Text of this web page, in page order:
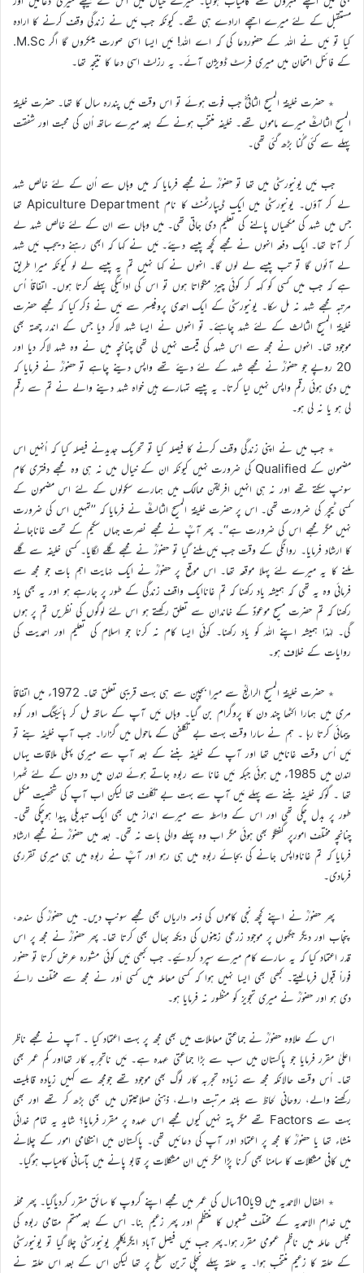
مستقبل کے لئے میرے اچھے ارادے ہی تھے۔ کیونکہ جب مَیں نے زندگی وقف کرنے کا ارادہ
کیا تو مَیں نے اللہ کے حضوردعا کی کہ اے اللہ! مَیں ایسا اسی صورت میںکروں گا اگر M.Sc.
کے فائنل امتحان میں میری فرسٹ ڈویژن آئے۔ یہ رزلٹ اسی دعا کا نتیجہ تھا۔
٭ حضرت خلیفۃ المسیح الثانیؓ جب فوت ہوئے تو اس وقت مَیں پندرہ سال کا تھا۔ حضرت خلیفۃ
المسیح الثالثؒ میرے ماموں تھے۔ خلیفہ منتخب ہونے کے بعد میرے ساتھ اُن کی محبت اور شفقت
پہلے سے کئی گُنا بڑھ گئی تھی۔
جب مَیں یونیورسٹی میں تھا تو حضورؒ نے مجھے فرمایا کہ میں وہاں سے اُن کے لئے خالص شہد
لے کر آؤں۔ یونیورسٹی میں ایک ڈیپارٹمنٹ کا نام Apiculture Department تھا
جس میں شہد کی مکھیاں پالنے کی تعلیم دی جاتی تھی۔ میں وہاں سے ان کے لئے خالص شہد لے
کر آتا تھا۔ ایک دفعہ انہوں نے مجھے کچھ پیسے دیئے۔ مَیں نے کہا کہ ابھی رہنے دیںجب مَیں شہد
لے آئوں گا تو تب پیسے لے لوں گا۔ انہوں نے کہا نہیں تم یہ پیسے لے لو کیونکہ میرا طریق
ہے کہ جب میں کسی کو کہہ کر کوئی چیز منگواتا ہوں تو اس کی ادائیگی پہلے کرتا ہوں۔ اتفاقاً اُس
مرتبہ مجھے شہد نہ مل سکا۔ یونیورسٹی کے ایک احمدی پروفیسر سے مَیں نے ذکر کیا کہ مجھے حضرت
خلیفۃ المسیح الثالث کے لئے شہد چاہئے۔ تو انہوں نے ایسا شہد لاکر دیا جس کے اندر چھتہ بھی
موجود تھا۔ انہوں نے مجھ سے اس شہد کی قیمت نہیں لی تھی چنانچہ میں نے وہ شہد لاکر دیا اور
20 روپے جو حضورؒ نے مجھے شہد کے لئے دیئے تھے واپس دینے چاہے تو حضورؒ نے فرمایا کہ
میں دی ہوئی رقم واپس نہیں لیا کرتا۔ یہ پیسے تمہارے ہیں خواہ شہد دینے والے نے تم سے رقم
لی ہو یا نہ لی ہو۔
٭ جب میں نے اپنی زندگی وقف کرنے کا فیصلہ کیا تو تحریک جدیدنے فیصلہ کیا کہ اُنہیں اس
مضمون کے Qualified کی ضرورت نہیں کیونکہ ان کے خیال میں نہ ہی وہ مجھے دفتری کام
سونپ سکتے تھے اور نہ ہی انہیں افریقن ممالک میں ہمارے سکولوں کے لئے اس مضمون کے
کسی ٹیچر کی ضرورت تھی۔ اس پر حضرت خلیفۃ المسیح الثالثؒ نے فرمایا کہ ’’تمہیں اس کی ضرورت
نہیں مگر مجھے اس کی ضرورت ہے‘‘۔ پھر آپؒ نے مجھے نصرت جہاں سکیم کے تحت غاناجانے
کا ارشاد فرمایا۔ روانگی کے وقت جب مَیں ملنے گیا تو حضورؒ نے مجھے گلے لگایا۔ کسی خلیفہ سے گلے
ملنے کا یہ میرے لئے پہلا موقعہ تھا۔ اس موقع پر حضورؒ نے ایک نہایت اہم بات جو مجھ سے
فرمائی وہ یہ تھی کہ ہمیشہ یاد رکھنا کہ تم غاناایک واقف زندگی کے طور پر جارہے ہو اور یہ بھی یاد
رکھنا کہ تم حضرت مسیح موعودؑ کے خاندان سے تعلق رکھتے ہو اس لئے لوگوں کی نظریں تم پر ہوں
گی۔ لہٰذا ہمیشہ اپنے اللہ کو یاد رکھنا۔ کوئی ایسا کام نہ کرنا جو اسلام کی تعلیم اور احمدیت کی
روایات کے خلاف ہو۔
٭ حضرت خلیفۃ المسیح الرابعؒ سے میرا بچپن سے ہی بہت قریبی تعلق تھا۔ 1972ء میں اتفاقاً
مری میں ہمارا اکٹھا چند دن کا پروگرام بن گیا۔ وہاں مَیں آپ کے ساتھ مل کر ہائیکنگ اور کوہ
پیمائی کرتا رہا ۔ ہم نے سارا وقت بہت بے تکلفی کے ماحول میں گزارا۔ جب آپ خلیفہ بنے تو
مَیں اُس وقت غانامیں تھا اور آپ کے خلیفہ بننے کے بعد آپ سے میری پہلی ملاقات یہاں
لندن میں 1985ء میں ہوئی جبکہ مَیں غانا سے ربوہ جاتے ہوئے لندن میں دو دن کے لئے ٹھہرا
تھا ۔ گوکہ خلیفہ بننے سے پہلے مَیں آپ سے بہت بے تکلّف تھا لیکن اب آپ کی شخصیت مکمل
طور پر بدل چکی تھی اور اس کے واسطہ سے میرے انداز میں بھی ایک تبدیلی پیدا ہوچکی تھی۔
چنانچہ مختلف امورپر گفتگو بھی ہوئی مگر اب وہ پہلے والی بات نہ تھی۔ بعد میں حضورؒ نے مجھے ارشاد
فرمایا کہ تم غاناواپس جانے کی بجائے ربوہ میں ہی رہو اور آپؒ نے ربوہ میں ہی میری تقرری
فرمادی۔
پھر حضورؒ نے اپنے کچھ نجی کاموں کی ذمہ داریاں بھی مجھے سونپ دیں۔ میں حضورؒ کی سندھ،
پنجاب اور دیگر جگہوں پر موجود زرعی زمینوں کی دیکھ بھال بھی کرتا تھا۔ پھر حضورؒ نے مجھ پر اس
قدر اعتماد کیا کہ یہ سارے کام میرے سپرد کردئیے۔ جب کبھی مَیں کوئی مشورہ عرض کرتا تو حضور
فوراً قبول فرمالیتے۔ کبھی بھی ایسا نہیں ہوا کہ کسی معاملہ میں کسی اَور نے مجھ سے مختلف رائے
دی ہو اور حضورؒ نے میری تجویز کو منظور نہ فرمایا ہو۔
اس کے علاوہ حضورؒ نے جماعتی معاملات میں بھی مجھ پر بہت اعتماد کیا ۔ آپ نے مجھے ناظر
اعلیٰ مقرر فرمایا جو پاکستان میں سب سے بڑا جماعتی عہدہ ہے۔ مَیں ناتجربہ کار تھااور کم عمر بھی
تھا۔ اُس وقت حالانکہ مجھ سے زیادہ تجربہ کار لوگ بھی موجود تھے جومجھ سے کہیں زیادہ قابلیت
رکھنے والے، روحانی لحاظ سے بلند مرتبت والے، ذہنی صلاحیتوں میں بھی بڑھ کر تھے اور بھی
بہت سے Factors تھے مگر پتہ نہیں کیوں مجھے اس عہدہ پر مقرر فرمایا؟ شاید یہ تمام خدائی
منشاء تھا یا حضورؒ کا مجھ پر اعتماد اور آپ کی دعائیں تھی۔ پاکستان میں انتظامی امور کے چلانے
میں کافی مشکلات کا سامنا بھی کرنا پڑا مگر مَیں ان مشکلات پر قابو پانے میں بآسانی کامیاب ہوگیا۔
٭ اطفال الاحمدیہ میں 9یا10سال کی عمر میں مجھے اپنے گروپ کا سائق مقرر کردیاگیا۔ پھر محلّہ
میں خدام الاحمدیہ کے مختلف شعبوں کا منتظم اور پھر زعیم بنا۔ اس کے بعدمہتمم مقامی ربوہ کی
مجلس عاملہ میں ناظم عمومی مقرر ہوا۔پھر جب مَیں فیصل آباد ایگریکلچر یونیورسٹی چلا گیا تو یونیورسٹی
کے حلقہ کا زعیم منتخب ہوا۔ یہ حلقہ پہلے نچلی ترین سطح پر تھا لیکن اس کے بعد اس حلقہ نے